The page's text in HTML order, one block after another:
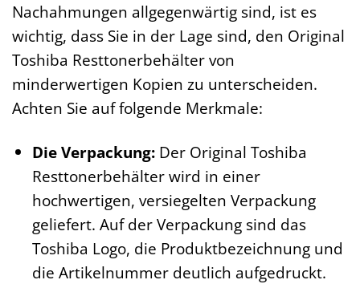
Nachahmungen allgegenwärtig sind, ist es
wichtig, dass Sie in der Lage sind, den Original
Toshiba Resttonerbehälter von
minderwertigen Kopien zu unterscheiden.
Achten Sie auf folgende Merkmale:
Die Verpackung:Der Original Toshiba
Resttonerbehälter wird in einer
hochwertigen, versiegelten Verpackung
geliefert. Auf der Verpackung sind das
Toshiba Logo, die Produktbezeichnung und
die Artikelnummer deutlich aufgedruckt.